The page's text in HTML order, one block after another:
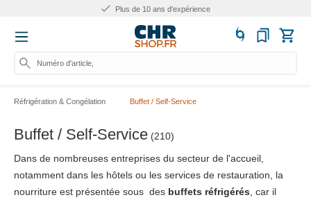
Plus de 10 ans d'expérience
Numéro d'article, catégorie
Réfrigération & Congélation Buffet / Self-Service
Buffet / Self-Service (210)
Dans de nombreuses entreprises du secteur de l'accueil,
notamment dans les hôtels ou les services de restauration, la
nourriture est présentée sous des buffets réfrigérés , car il